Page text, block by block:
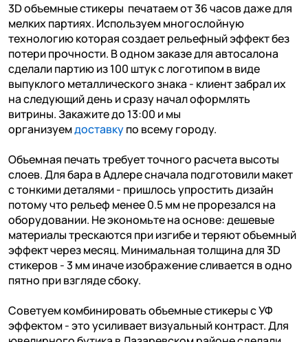
3D объемные стикеры печатаем от 36 часов даже для
мелких партиях. Используем многослойную
технологию которая создает рельефный эффект без
потери прочности. В одном заказе для автосалона
сделали партию из 100 штук с логотипом в виде
выпуклого металлического знака - клиент забрал их
на следующий день и сразу начал оформлять
витрины. Закажите до 13:00 и мы
организуемдоставкупо всему городу.
Объемная печать требует точного расчета высоты
слоев. Для бара в Адлере сначала подготовили макет
с тонкими деталями - пришлось упростить дизайн
потому что рельеф менее 0.5 мм не прорезался на
оборудовании. Не экономьте на основе: дешевые
материалы трескаются при изгибе и теряют объемный
эффект через месяц. Минимальная толщина для 3D
стикеров - 3 мм иначе изображение сливается в одно
пятно при взгляде сбоку.
Советуем комбинировать объемные стикеры с УФ
эффектом - это усиливает визуальный контраст. Для